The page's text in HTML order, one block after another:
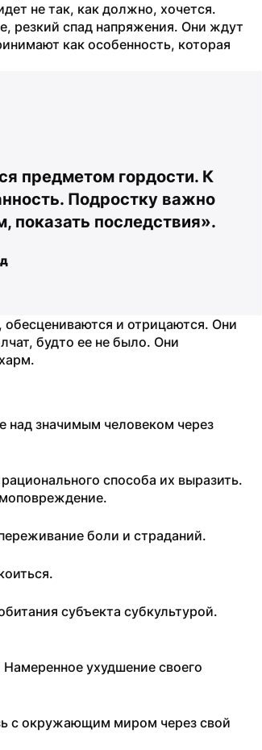
не так, как должно, хочется.
резкий спад напряжения. Они ждут
как особенность, которая
предметом гордости. К
Подростку важно
показать последствия».
обесцениваются и отрицаются. Они
будто ее не было. Они
над значимым человеком через
способа их выразить.
боли и страданий.
субъекта субкультурой.
ухудшение своего
с окружающим миром через свой